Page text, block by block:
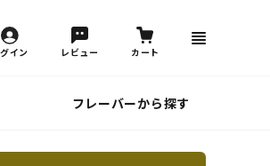
イン レビュー カート
フレーバーから探す